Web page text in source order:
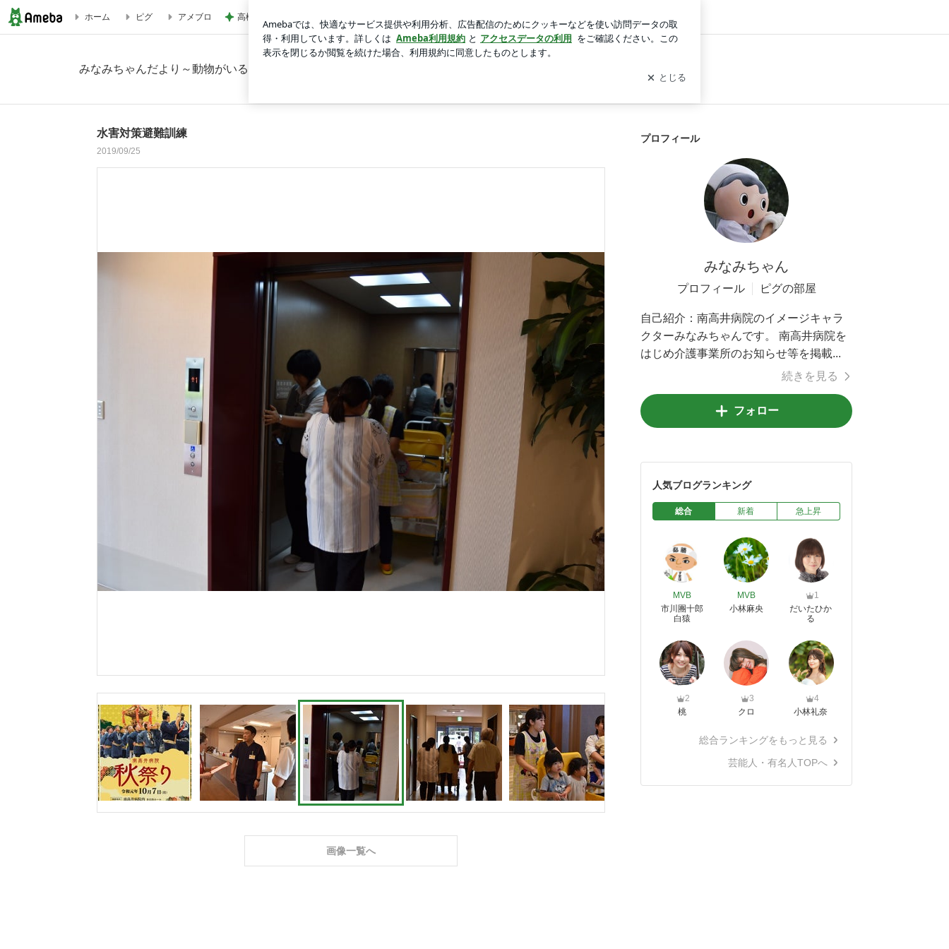
ホーム ピグ アメブロ 高橋英樹 胃腸に軽いあっさり朝食
みなみちゃんだより～動物がいる医療法人天真会の日常～
水害対策避難訓練
2019/09/25
画像一覧へ
プロフィール
みなみちゃん
プロフィール ピグの部屋
自己紹介： 南高井病院のイメージキャラ
クターみなみちゃんです。 南高井病院を
はじめ介護事業所のお知らせ等を掲載...
続きを見る
フォロー
人気ブログランキング
総合 新着 急上昇
MVB
市川團十郎
白猿
MVB
小林麻央
1
だいたひか
る
2
桃
3
クロ
4
小林礼奈
総合ランキングをもっと見る
芸能人・有名人TOPへ